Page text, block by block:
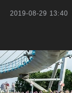
2019-08-29 13:40